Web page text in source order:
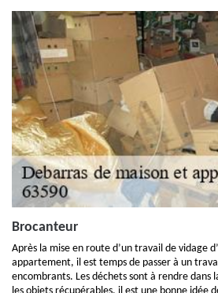
Brocanteur
Après la mise en route d’un travail de vidage
appartement, il est temps de passer à un
encombrants. Les déchets sont à rendre dans